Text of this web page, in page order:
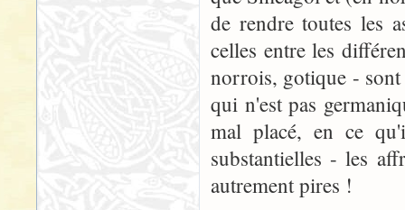
de rendre toutes les
celles entre les
norrois, gotique - sont
qui n'est pas
mal placé, en ce
substantielles - les
autrement pires !